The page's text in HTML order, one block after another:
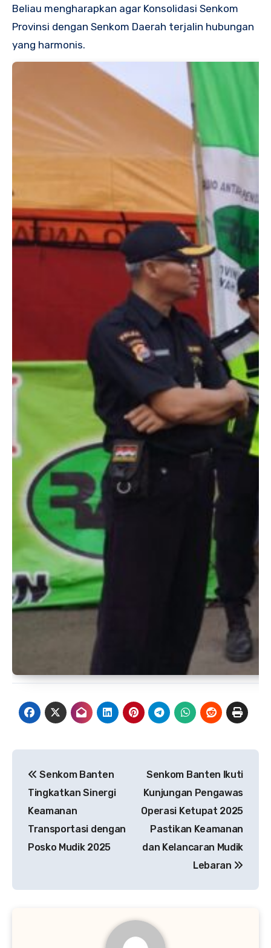
Beliau mengharapkan agar Konsolidasi Senkom
Provinsi dengan Senkom Daerah terjalin hubungan
yang harmonis.
pos
Senkom Banten
Tingkatkan Sinergi
Keamanan
Transportasi dengan
Posko Mudik 2025
Senkom Banten Ikuti
Kunjungan Pengawas
Operasi Ketupat 2025
Pastikan Keamanan
dan Kelancaran Mudik
Lebaran